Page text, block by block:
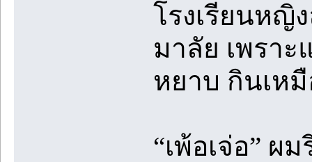
โรงเรียนหญิ
มาลัย เพรา
หยาบ กินเห
“เพ้อเจ่อ” ผ